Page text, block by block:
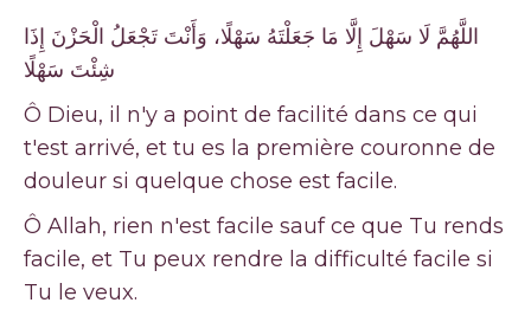
اللَّهُمَّ لَا سَهْلَ إِلَّا مَا جَعَلْتَهُ سَهْلًا، وَأَنْتَ تَجْعَلُ الْحَزْنَ إِذَا
شِئْتَ سَهْلًا
Ô Dieu, il n'y a point de facilité dans ce qui
t'est arrivé, et tu es la première couronne de
douleur si quelque chose est facile.
Ô Allah, rien n'est facile sauf ce que Tu rends
facile, et Tu peux rendre la difficulté facile si
Tu le veux.